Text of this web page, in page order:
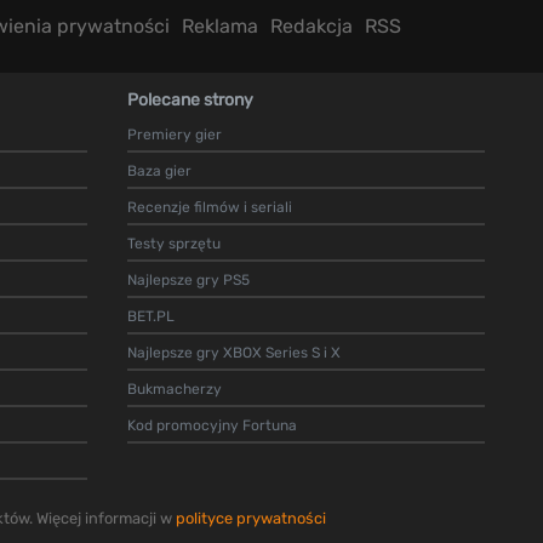
prywatności Reklama Redakcja RSS
Polecane strony
Premiery gier
Baza gier
Recenzje filmów i seriali
Testy sprzętu
Najlepsze gry PS5
BET.PL
Najlepsze gry XBOX Series S i X
Bukmacherzy
Kod promocyjny Fortuna
Więcej informacji w polityce prywatności